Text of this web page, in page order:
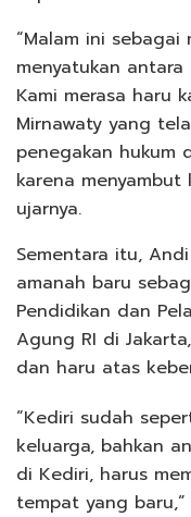
“Malam ini sebagai
menyatukan
Kami merasa haru
Mirnawaty yang
penegakan hukum
karena menyambut
ujarnya.
Sementara itu,
amanah baru
Pendidikan dan
Agung RI di
dan haru atas
“Kediri sudah
keluarga, bahkan
di Kediri, harus
tempat yang baru,”